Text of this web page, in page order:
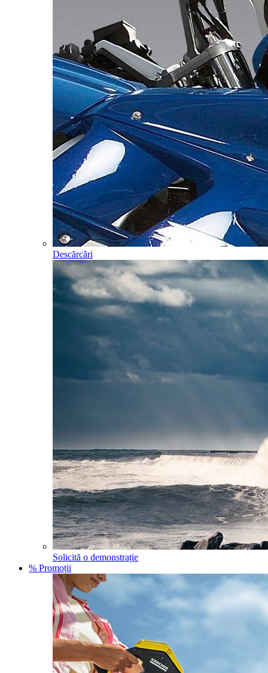
Descărcări
Solicită o demonstrație
% Promoții